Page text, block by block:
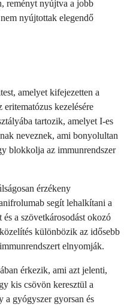
reményt nyújtva a jobb
nyújtottak elegendő
amelyet kifejezetten a
eritematózus kezelésére
tartozik, amelyet I-es
neveznek, ami bonyolultan
blokkolja az immunrendszer
érzékeny
segít lehalkítani a
és a szövetkárosodást okozó
különbözik az idősebb
elnyomják.
érkezik, ami azt jelenti,
kis csövön keresztül a
a gyógyszer gyorsan és